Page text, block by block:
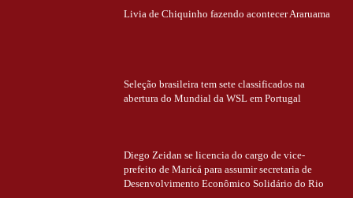
Livia de Chiquinho fazendo acontecer Araruama
Seleção brasileira tem sete classificados na
abertura do Mundial da WSL em Portugal
Diego Zeidan se licencia do cargo de vice-
prefeito de Maricá para assumir secretaria de
Desenvolvimento Econômico Solidário do Rio